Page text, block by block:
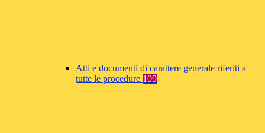
Atti e documenti di carattere generale riferiti a
tutte le procedure 109